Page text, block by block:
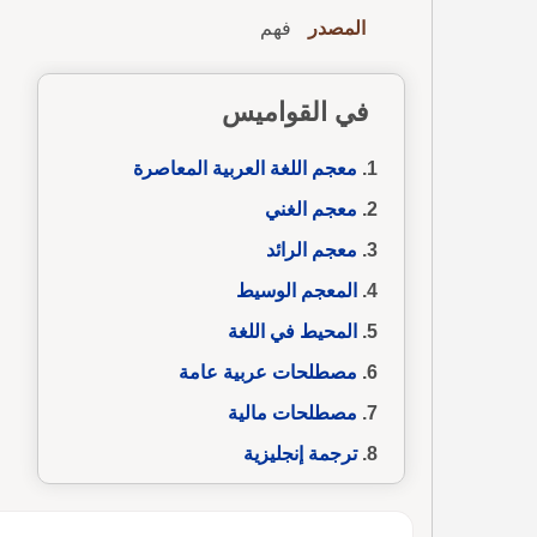
المصدر فهم
في القواميس
معجم اللغة العربية المعاصرة
معجم الغني
معجم الرائد
المعجم الوسيط
المحيط في اللغة
مصطلحات عربية عامة
مصطلحات مالية
ترجمة إنجليزية